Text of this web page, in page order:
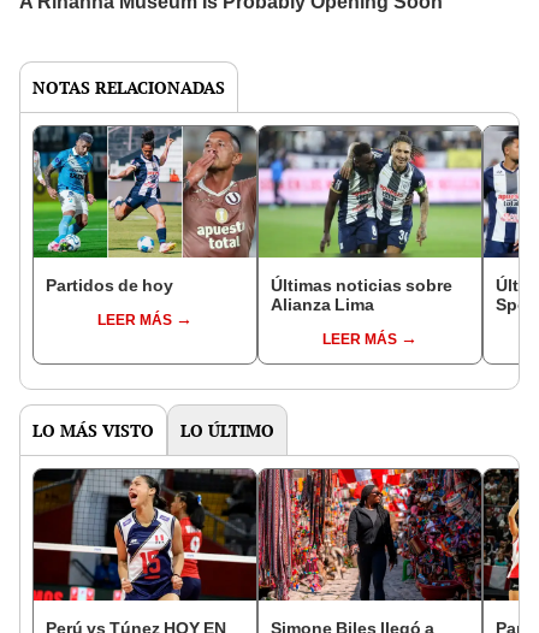
NOTAS RELACIONADAS
Partidos de hoy
LEER MÁS
Últimas noticias sobre
Alianza Lima
LEER MÁS
LO MÁS VISTO LO ÚLTIMO
Perú vs Túnez HOY EN
Simone Biles llegó a